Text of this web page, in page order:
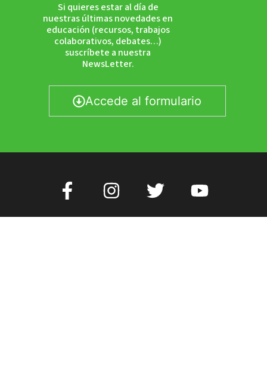
Si quieres estar al día de
nuestras últimas novedades en
educación (recursos, trabajos
colaborativos, debates…)
suscríbete a nuestra
NewsLetter.
Accede al formulario